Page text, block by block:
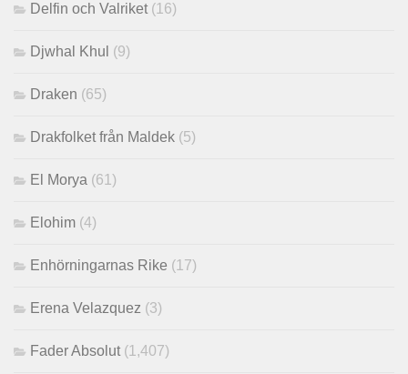
Delfin och Valriket(16)
Djwhal Khul (9)
Draken (65)
Drakfolket från Maldek (5)
El Morya (61)
Elohim (4)
Enhörningarnas Rike (17)
Erena Velazquez (3)
Fader Absolut(1,407)